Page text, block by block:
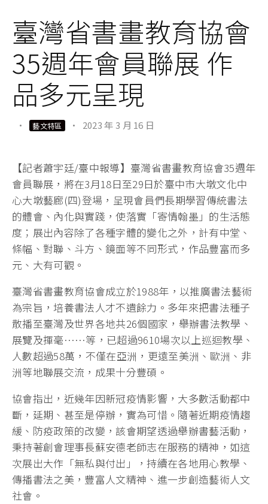
臺灣省書畫教育協會
35週年會員聯展 作
品多元呈現
· 藝文特區 · 2023 年 3 月 16 日
【記者蕭宇廷/臺中報導】臺灣省書畫教育協會35週年
會員聯展，將在3月18日至29日於臺中市大墩文化中
心大墩藝廊(四)登場，呈現會員們長期學習傳統書法
的體會、內化與實踐，使落實「寄情翰墨」的生活態
度；展出內容除了各種字體的變化之外，計有中堂、
條幅、對聯、斗方、鏡面等不同形式，作品豐富而多
元、大有可觀。
臺灣省書畫教育協會成立於1988年，以推廣書法藝術
為宗旨，培養書法人才不遺餘力。多年來把書法種子
散播至臺灣及世界各地共26個國家，舉辦書法教學、
展覽及揮毫……等，已超過9610場次以上巡迴教學、
人數超過58萬，不僅在亞洲，更遠至美洲、歐洲、非
洲等地聯展交流，成果十分豐碩。
協會指出，近幾年因新冠疫情影響，大多數活動都中
斷，延期、甚至是停辦，實為可惜。隨著近期疫情趨
緩、防疫政策的改變，該會期望透過舉辦書藝活動，
秉持著創會理事長蘇安德老師志在服務的精神，如這
次展出大作「無私與付出」，持續在各地用心教學、
傳播書法之美，豐富人文精神、進一步創造藝術人文
社會。